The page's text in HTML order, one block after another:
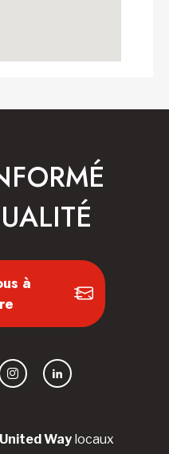
Waylocaux
à
InstagramLinkedIn